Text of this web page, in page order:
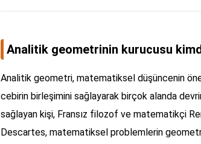
Analitik geometrinin kurucusu
Analitik geometri, matematiksel düşüncenin
cebirin birleşimini sağlayarak birçok alanda
sağlayan kişi, Fransız filozof ve matematikçi
Descartes, matematiksel problemlerin